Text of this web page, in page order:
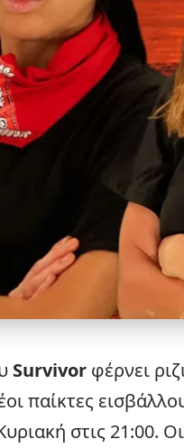
Survivor φέρνει
παίκτες
στις 21:00.